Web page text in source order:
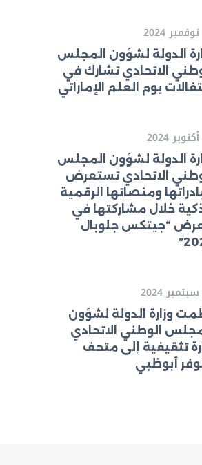
الدولة لشؤون المجلس
الاتحادي تشارك في
يوم العلم الإماراتي
الدولة لشؤون المجلس
الاتحادي تستعرض
ومنصاتها الرقمية
خلال مشاركتها في
“جيتكس جلوبال
وزارة الدولة لشؤون
الوطني الاتحادي
تثقيفية إلى متحف
أبوظبي